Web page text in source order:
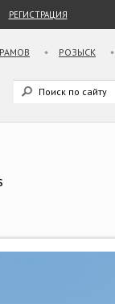
РЕГИСТРАЦИЯ
РОЗЫСК